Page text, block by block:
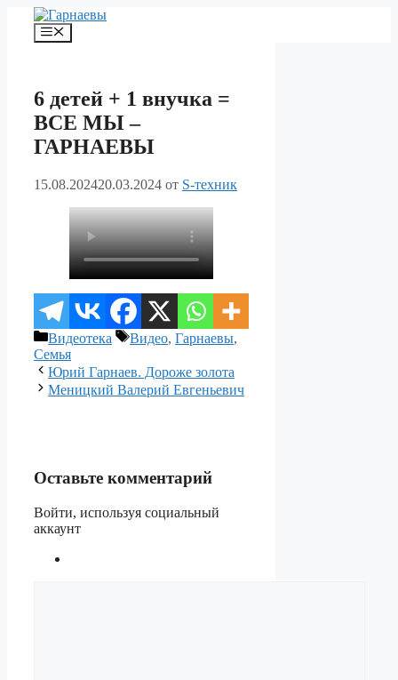
Перейти
содержимому
Меню
6 детей + 1 внучка =
ВСЕ МЫ –
ГАРНАЕВЫ
15.08.202420.03.2024 от S-техник
Рубрики
Видеотека Метки
Видео, Гарнаевы,
Семья
Юрий Гарнаев. Дороже золота
Меницкий Валерий Евгеньевич
Оставьте комментарий
Войти, используя социальный
аккаунт